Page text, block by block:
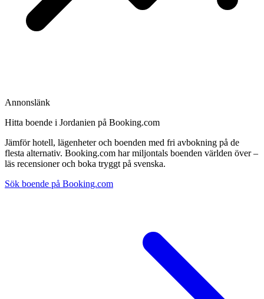
Annonslänk
Hitta boende i Jordanien på Booking.com
Jämför hotell, lägenheter och boenden med fri avbokning på de
flesta alternativ. Booking.com har miljontals boenden världen över –
läs recensioner och boka tryggt på svenska.
Sök boende på Booking.com